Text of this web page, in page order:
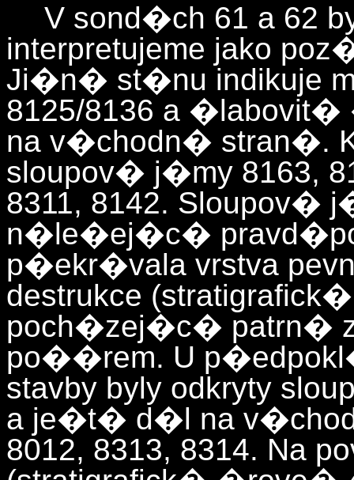
V sond�ch 61 a 62
interpretujeme jako
Ji�n� st�nu indikuje
8125/8136 a �labovit�
na v�chodn� stran�.
sloupov� j�my 8163,
8311, 8142. Sloupov�
n�le�ej�c�
p�ekr�vala vrstva
destrukce
poch�zej�c� patrn�
po��rem. U
stavby byly odkryty
a je�t� d�l na v�chod
8012, 8313, 8314. Na